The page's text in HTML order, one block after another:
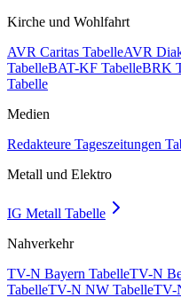
Kirche und Wohlfahrt
AVR Caritas TabelleAVR
TabelleBAT-KF TabelleBRK
Tabelle
Medien
Redakteure Tageszeitungen
Metall und Elektro
IG Metall Tabelle
Nahverkehr
TV-N Bayern TabelleTV-N
TabelleTV-N NW TabelleTV-